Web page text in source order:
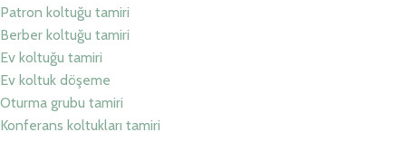
Patron koltuğu tamiri
Berber koltuğu tamiri
Ev koltuğu tamiri
Ev koltuk döşeme
Oturma grubu tamiri
Konferans koltukları tamiri